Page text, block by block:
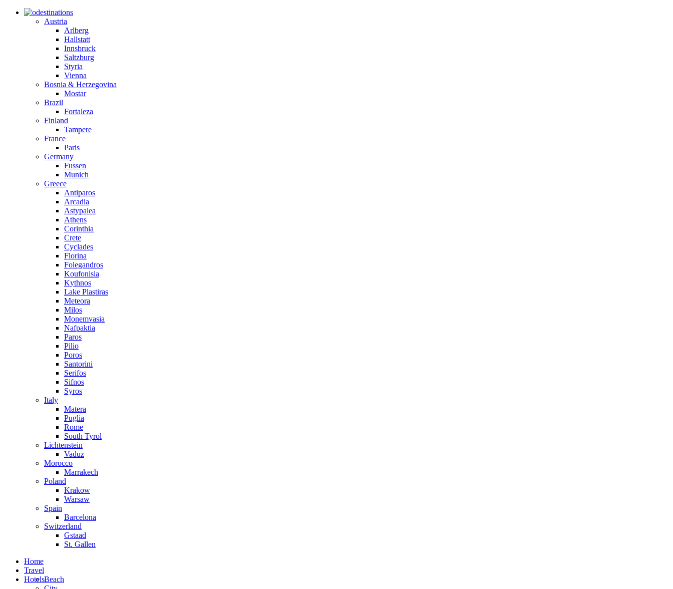
destinations
Austria
Arlberg
Hallstatt
Innsbruck
Saltzburg
Styria
Vienna
Bosnia & Herzegovina
Mostar
Brazil
Fortaleza
Finland
Tampere
France
Paris
Germany
Fussen
Munich
Greece
Antiparos
Arcadia
Astypalea
Athens
Corinthia
Crete
Cyclades
Florina
Folegandros
Koufonisia
Kythnos
Lake Plastiras
Meteora
Milos
Monemvasia
Nafpaktia
Paros
Pilio
Poros
Santorini
Serifos
Sifnos
Syros
Italy
Matera
Puglia
Rome
South Tyrol
Lichtenstein
Vaduz
Morocco
Marrakech
Poland
Krakow
Warsaw
Spain
Barcelona
Switzerland
Gstaad
St. Gallen
Home
Travel
Beach
Hotels